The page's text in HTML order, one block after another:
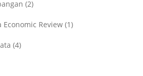
(2)
Economic Review (1)
(4)